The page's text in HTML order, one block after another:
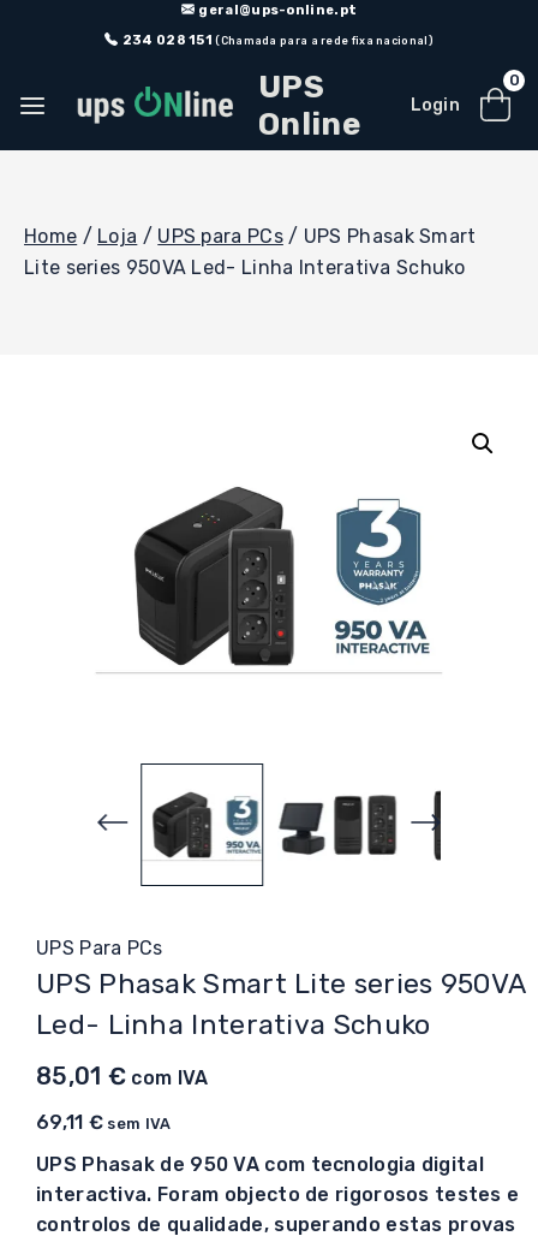
geral@ups-online.pt
234 028 151 (Chamada para a rede fixa nacional)
UPS
Online
Login
0
Home / Loja / UPS para PCs / UPS Phasak Smart
Lite series 950VA Led- Linha Interativa Schuko
UPS Para PCs
UPS Phasak Smart Lite series 950VA
Led- Linha Interativa Schuko
85,01 € com IVA
69,11 € sem IVA
UPS Phasak de 950 VA com tecnologia digital
interactiva. Foram objecto de rigorosos testes e
controlos de qualidade, superando estas provas